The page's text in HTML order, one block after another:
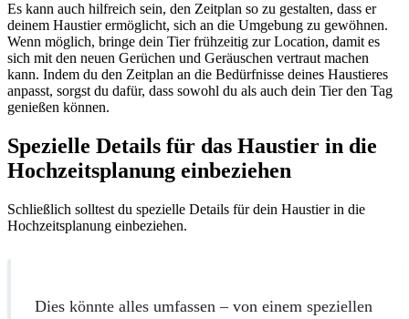
Es kann auch hilfreich sein, den Zeitplan so zu gestalten, dass er
deinem Haustier ermöglicht, sich an die Umgebung zu gewöhnen.
Wenn möglich, bringe dein Tier frühzeitig zur Location, damit es
sich mit den neuen Gerüchen und Geräuschen vertraut machen
kann. Indem du den Zeitplan an die Bedürfnisse deines Haustieres
anpasst, sorgst du dafür, dass sowohl du als auch dein Tier den Tag
genießen können.
Spezielle Details für das Haustier in die
Hochzeitsplanung einbeziehen
Schließlich solltest du spezielle Details für dein Haustier in die
Hochzeitsplanung einbeziehen.
Dies könnte alles umfassen – von einem speziellen